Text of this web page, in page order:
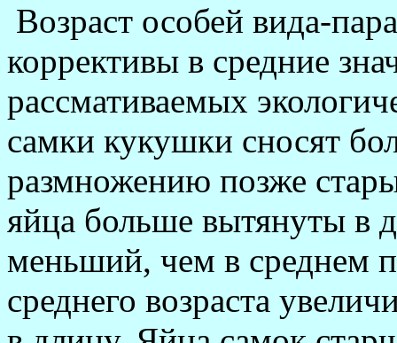
Возраст особей вида-
коррективы в средние
рассмативаемых
самки кукушки сносят
размножению позже
яйца больше вытянуты в
меньший, чем в среднем
среднего возраста